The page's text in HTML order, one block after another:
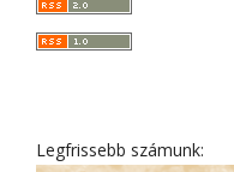
Legfrissebb számunk: